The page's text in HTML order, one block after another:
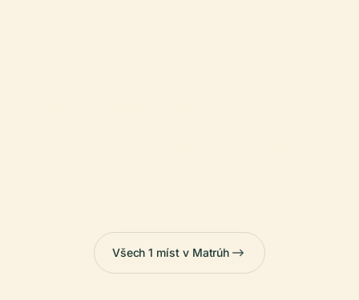
Všech 1 míst v Matrúh